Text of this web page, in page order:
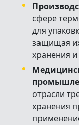
сфере
для
защищая
хранения
отрасли
хранения